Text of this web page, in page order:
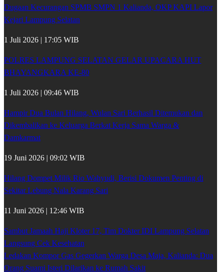
Dugaan Kecurangan SPMB SMPN 1 Kalianda, OKP KAPI Lapor
Kejari Lampung Selatan
1 Juli 2026 | 17:05 WIB
POLRES LAMPUNG SELATAN GELAR UPACARA HUT
BHAYANGKARA KE-80
1 Juli 2026 | 09:46 WIB
Hampir Dua Bulan Hilang, Wulan Sari Berhasil Ditemukan dan
Dikembalikan ke Keluarga Berkat Kerja Sama Warga &
Damkarmat
19 Juni 2026 | 09:02 WIB
Hilang Dompet Milik Rio Wahyudi, Berisi Dokumen Penting di
Sekitar Lebung Nala Karang Sari
11 Juni 2026 | 12:46 WIB
Sambut Jamaah Haji Kloter 17, Tim Dokter IDI Lampung Selatan
Langsung Cek Kesehatan
Ledakan Kompor Gas Gegerkan Warga Desa Maja, Kalianda: Dua
Orang Suami Isteri Dilarikan ke Rumah Sakit